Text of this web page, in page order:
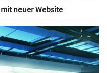
neuer Website